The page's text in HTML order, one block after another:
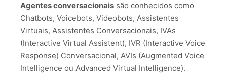
Agentes conversacionais são conhecidos como
Chatbots, Voicebots, Videobots, Assistentes
Virtuais, Assistentes Conversacionais, IVAs
(Interactive Virtual Assistent), IVR (Interactive Voice
Response) Conversacional, AVIs (Augmented Voice
Intelligence ou Advanced Virtual Intelligence).